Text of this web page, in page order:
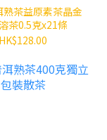
熟茶益原素茶晶金
茶0.5克x21條
HK$128.00